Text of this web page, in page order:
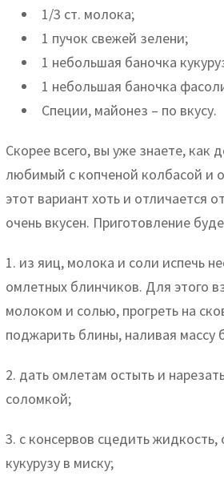
1/3 ст. молока;
1 пучок свежей зелени;
1 небольшая баночка
1 небольшая баночка
Специи, майонез – по вкусу.
Скорее всего, вы уже знаете, как
любимый с копченой колбасой и
этот вариант хоть и отличается
очень вкусен. Приготовление
1. из яиц, молока и соли испечь
омлетных блинчиков. Для этого
молоком и солью, прогреть на
поджарить блины, наливая
2. дать омлетам остыть и
соломкой;
3. с консервов сцедить
кукурузу в миску;